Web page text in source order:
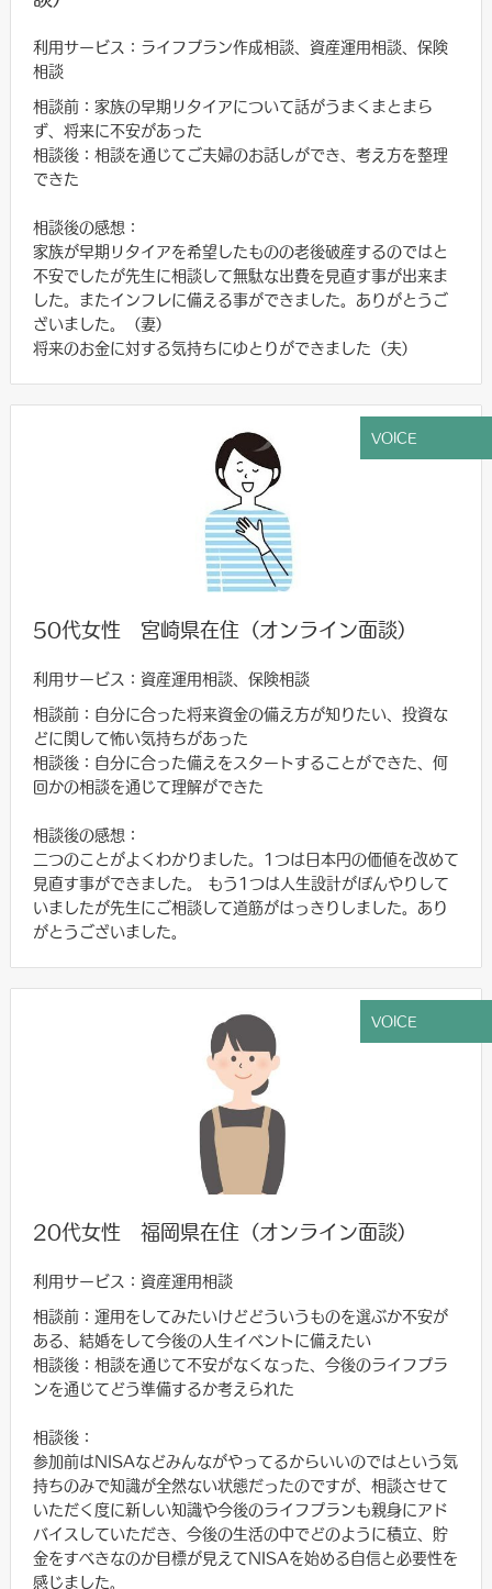
利用サービス：ライフプラン作成相談、資産運用相談、保険
相談
相談前：家族の早期リタイアについて話がうまくまとまら
ず、将来に不安があった
相談後：相談を通じてご夫婦のお話しができ、考え方を整理
できた
相談後の感想：
家族が早期リタイアを希望したものの老後破産するのではと
不安でしたが先生に相談して無駄な出費を見直す事が出来ま
した。またインフレに備える事ができました。ありがとうご
ざいました。（妻）
将来のお金に対する気持ちにゆとりができました（夫）
50代女性 宮崎県在住（オンライン面談）
利用サービス：資産運用相談、保険相談
相談前：自分に合った将来資金の備え方が知りたい、投資な
どに関して怖い気持ちがあった
相談後：自分に合った備えをスタートすることができた、何
回かの相談を通じて理解ができた
相談後の感想：
二つのことがよくわかりました。1つは日本円の価値を改めて
見直す事ができました。 もう1つは人生設計がぼんやりして
いましたが先生にご相談して道筋がはっきりしました。あり
がとうございました。
VOICE
20代女性 福岡県在住（オンライン面談）
利用サービス：資産運用相談
相談前：運用をしてみたいけどどういうものを選ぶか不安が
ある、結婚をして今後の人生イベントに備えたい
相談後：相談を通じて不安がなくなった、今後のライフプラ
ンを通じてどう準備するか考えられた
相談後：
参加前はNISAなどみんながやってるからいいのではという気
持ちのみで知識が全然ない状態だったのですが、相談させて
いただく度に新しい知識や今後のライフプランも親身にアド
バイスしていただき、今後の生活の中でどのように積立、貯
金をすべきなのか目標が見えてNISAを始める自信と必要性を
感じました。
VOICE